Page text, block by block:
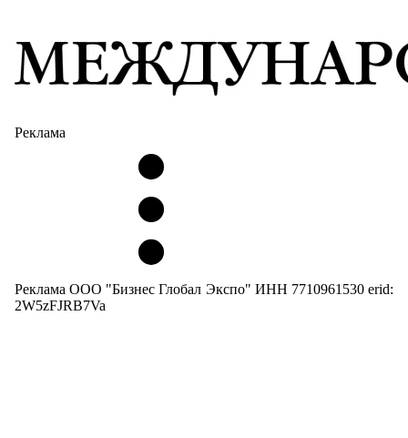
Реклама
Реклама ООО "Бизнес Глобал Экспо" ИНН 7710961530 erid:
2W5zFJRB7Va